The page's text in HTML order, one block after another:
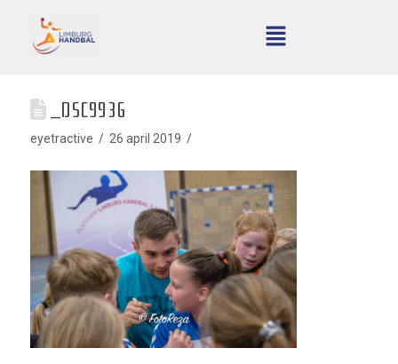
_DSC9936
eyetractive 26 april 2019